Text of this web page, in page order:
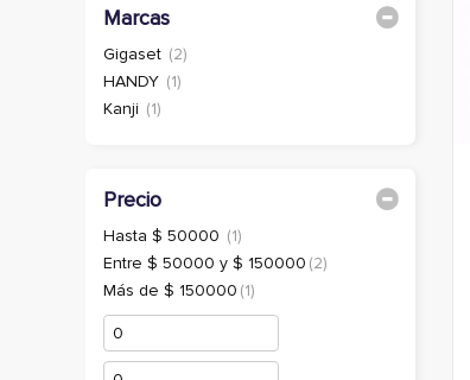
Marcas
Gigaset (2)
HANDY (1)
Kanji (1)
Precio
Hasta $ 50000 (1)
Entre $ 50000 y $ 150000 (2)
Más de $ 150000 (1)